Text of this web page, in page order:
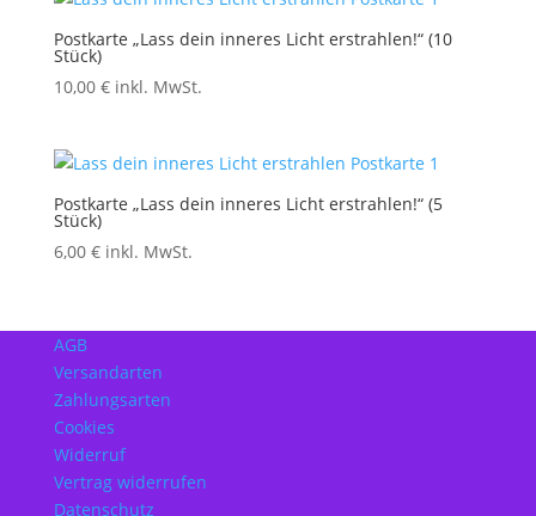
Postkarte „Lass dein inneres Licht erstrahlen!“ (10
Stück)
10,00 € inkl. MwSt.
Postkarte „Lass dein inneres Licht erstrahlen!“ (5
Stück)
6,00 € inkl. MwSt.
AGB
Versandarten
Zahlungsarten
Cookies
Widerruf
Vertrag widerrufen
Datenschutz